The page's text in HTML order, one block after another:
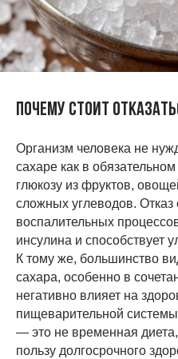
Почему стоит
Организм человека не
сахаре как в
глюкозу из фруктов,
сложных углеводов. Отказ
воспалительных
инсулина и способствует
К тому же, большинство
сахара, особенно в
негативно влияет на
пищеварительной
— это не временная
пользу долгосрочного